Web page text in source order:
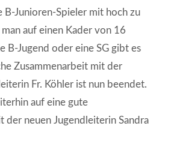
B-Junioren-Spieler mit hoch zu
auf einen Kader von 16
B-Jugend oder eine SG gibt es
Zusammenarbeit mit der
Fr. Köhler ist nun beendet.
auf eine gute
der neuen Jugendleiterin Sandra